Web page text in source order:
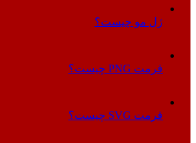
ژل مو چیست؟
فرمت PNG چیست؟
فرمت SVG چیست؟